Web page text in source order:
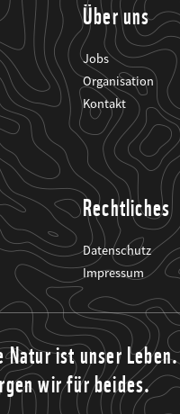
Über uns
Jobs
Organisation
Kontakt
Rechtliches
Datenschutz
Impressum
Natur ist unser Leben.
wir für beides.